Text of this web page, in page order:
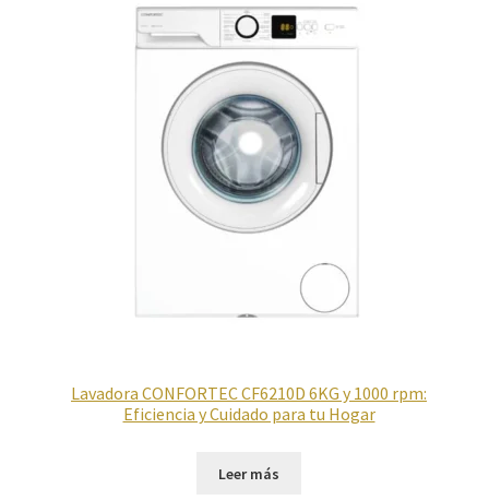
Lavadora CONFORTEC CF6210D 6KG y 1000 rpm:
Eficiencia y Cuidado para tu Hogar
Leer más